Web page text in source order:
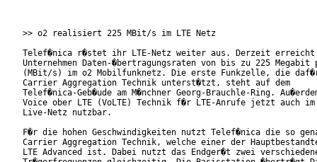
>> o2 realisiert 225 MBit/s im LTE Netz
Telef�nica r�stet ihr LTE-Netz weiter aus. Derzeit erreicht
Unternehmen Daten-�bertragungsraten von bis zu 225 Megabit
(MBit/s) im o2 Mobilfunknetz. Die erste Funkzelle, die
Carrier Aggregation Technik unterst�tzt, steht auf dem
Telef�nica-Geb�ude am M�nchner Georg-Brauchle-Ring.
Voice ober LTE (VoLTE) Technik f�r LTE-Anrufe jetzt auch im
Live-Netz nutzbar.
F�r die hohen Geschwindigkeiten nutzt Telef�nica die so
Carrier Aggregation Technik, welche einer der
LTE Advanced ist. Dabei nutzt das Endger�t zwei